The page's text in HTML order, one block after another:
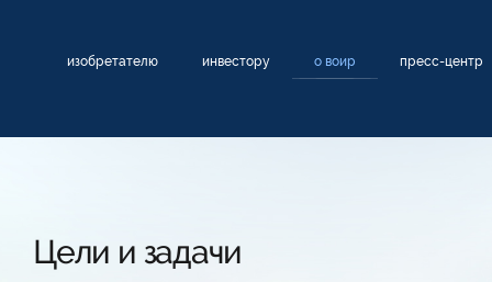
изобретателю инвестору о воир пресс-центр
Цели и задачи